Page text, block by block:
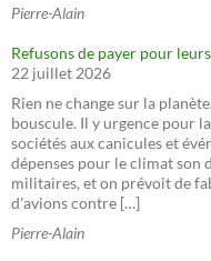
Pierre-Alain
Refusons de payer pour
22 juillet 2026
Rien ne change sur la
bouscule. Il y urgence pour
sociétés aux canicules et
dépenses pour le climat son
militaires, et on prévoit de
d'avions contre […]
Pierre-Alain